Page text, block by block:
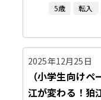
5歳
転入
2025年12月25日
（小学生向け
江が変わる！狛